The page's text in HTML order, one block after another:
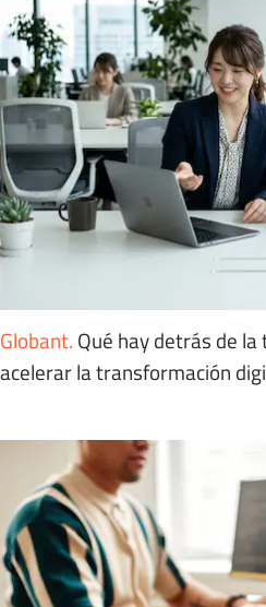
Globant. Qué hay detrás de
acelerar la transformación